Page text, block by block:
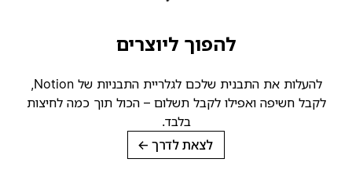
להפוך ליוצרים
להעלות את התבנית שלכם לגלריית התבניות של Notion,
לקבל חשיפה ואפילו לקבל תשלום – הכול תוך כמה לחיצות
בלבד.
לצאת לדרך→